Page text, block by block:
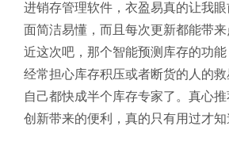
进销存管理软件，衣盈易真的让我
面简洁易懂，而且每次更新都能带
近这次吧，那个智能预测库存的功
经常担心库存积压或者断货的人的救
自己都快成半个库存专家了。真心
创新带来的便利，真的只有用过才知